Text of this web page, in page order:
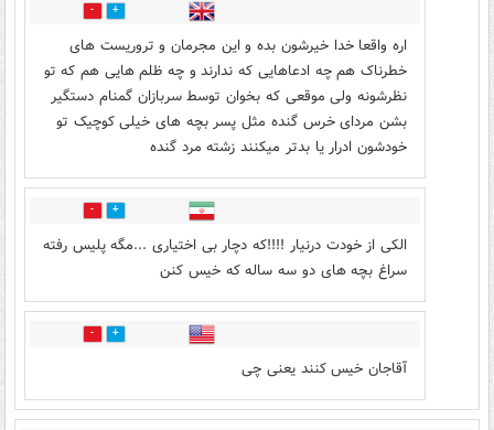
4
اره واقعا خدا خیرشون بده و این مجرمان و تروریست های
خطرناک هم چه ادعاهایی که ندارند و چه ظلم هایی هم که تو
نظرشونه ولی موقعی که بخوان توسط سربازان گمنام دستگیر
بشن مردای خرس گنده مثل پسر بچه های خیلی کوچیک تو
خودشون ادرار یا بدتر میکنند زشته مرد گنده
1
الکی از خودت درنیار !!!!که دچار بی اختیاری ...مگه پلیس رفته
سراغ بچه های دو سه ساله که خیس کنن
1
آقاجان خیس کنند یعنی چی